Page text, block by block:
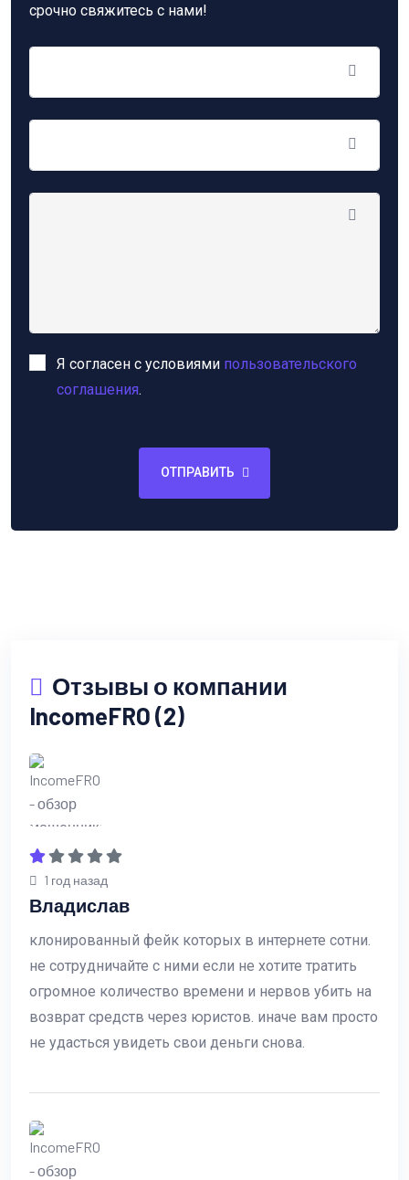
срочно свяжитесь с нами!
Я согласен с условиями пользовательского
соглашения.
ОТПРАВИТЬ
Отзывы о компании
IncomeFRO (2)
1 год назад
Владислав
клонированный фейк которых в интернете сотни.
не сотрудничайте с ними если не хотите тратить
огромное количество времени и нервов убить на
возврат средств через юристов. иначе вам просто
не удасться увидеть свои деньги снова.